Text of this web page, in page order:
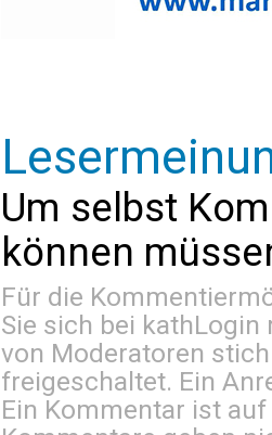
Um selbst
können
Für die
Sie sich bei kathLogin
von Moderatoren
freigeschaltet. Ein
Ein Kommentar ist